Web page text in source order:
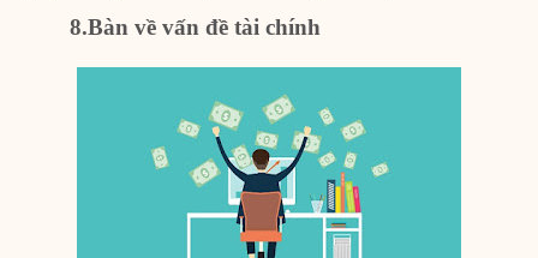
8.Bàn về vấn đề tài chính